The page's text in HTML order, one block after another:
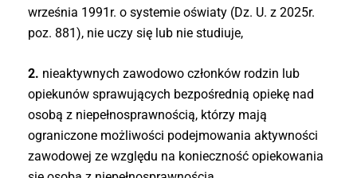
września 1991r. o systemie oświaty (Dz. U. z 2025r.
poz. 881), nie uczy się lub nie studiuje,
2. nieaktywnych zawodowo członków rodzin lub
opiekunów sprawujących bezpośrednią opiekę nad
osobą z niepełnosprawnością, którzy mają
ograniczone możliwości podejmowania aktywności
zawodowej ze względu na konieczność opiekowania